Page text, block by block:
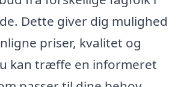
Dette giver dig mulighed
priser, kvalitet og
kan træffe en informeret